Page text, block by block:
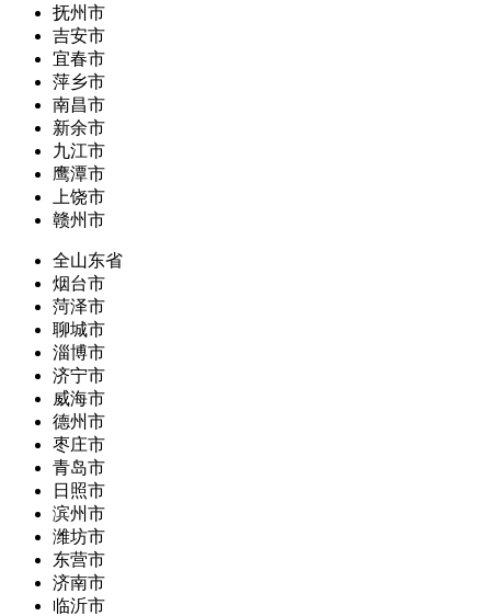
抚州市
吉安市
宜春市
萍乡市
南昌市
新余市
九江市
鹰潭市
上饶市
赣州市
全山东省
烟台市
菏泽市
聊城市
淄博市
济宁市
威海市
德州市
枣庄市
青岛市
日照市
滨州市
潍坊市
东营市
济南市
临沂市